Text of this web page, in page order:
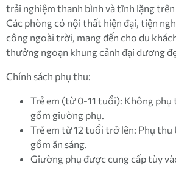
trải nghiệm thanh bình và tĩnh lặng
Các phòng có nội thất hiện đại, tiện
công ngoài trời, mang đến cho du
thưởng ngoạn khung cảnh đại dương
Chính sách phụ thu:
Trẻ em (từ 0-11 tuổi): Không phụ
gồm giường phụ.
Trẻ em từ 12 tuổi trở lên: Phụ thu
gồm ăn sáng.
Giường phụ được cung cấp tùy